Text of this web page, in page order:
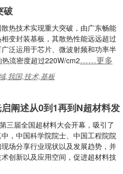
破
热技术实现重大突破，由广东畅能
变封装基板，其散热性能远远超过
泛运用于芯片、微波射频和功率半
流密度超过220W/cm2……更多
,我国,技术,基板
阐述从0到1再到N超材料发
三届全国超材料大会开幕，吸引了
，中国科学院院士、中国工程院院
场分享行业现状以及发展趋势，并
创新以及应用空间，促进超材料技